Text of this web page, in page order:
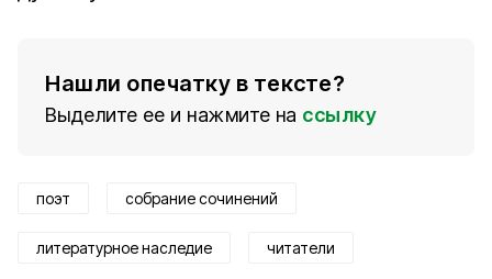
Нашли опечатку в тексте?
Выделите ее и нажмите на ссылку
поэт собрание сочинений
литературное наследие читатели